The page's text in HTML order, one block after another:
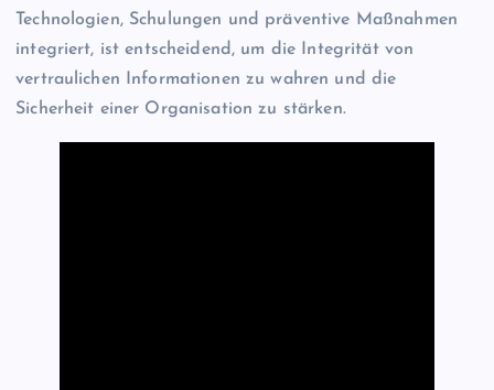
Technologien, Schulungen und präventive Maßnahmen
integriert, ist entscheidend, um die Integrität von
vertraulichen Informationen zu wahren und die
Sicherheit einer Organisation zu stärken.